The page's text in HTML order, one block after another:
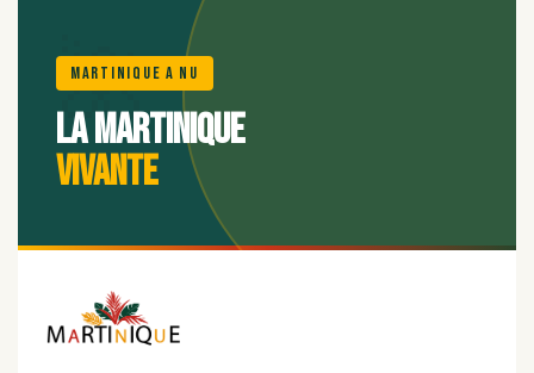
🌺
Martinique A Nu
La Martinique
vivante